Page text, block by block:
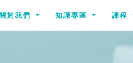
於我們 知識專區 課程